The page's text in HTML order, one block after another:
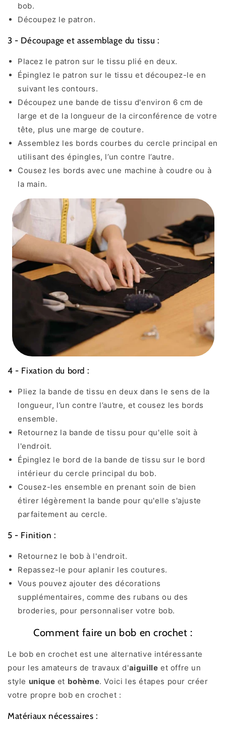
bob.
Découpez le patron.
3 - Découpage et assemblage du tissu :
Placez le patron sur le tissu plié en deux.
Épinglez le patron sur le tissu et découpez-le en
suivant les contours.
Découpez une bande de tissu d'environ 6 cm de
large et de la longueur de la circonférence de votre
tête, plus une marge de couture.
Assemblez les bords courbes du cercle principal en
utilisant des épingles, l’un contre l’autre.
Cousez les bords avec une machine à coudre ou à
la main.
4 - Fixation du bord :
Pliez la bande de tissu en deux dans le sens de la
longueur, l’un contre l’autre, et cousez les bords
ensemble.
Retournez la bande de tissu pour qu'elle soit à
l'endroit.
Épinglez le bord de la bande de tissu sur le bord
intérieur du cercle principal du bob.
Cousez-les ensemble en prenant soin de bien
étirer légèrement la bande pour qu'elle s'ajuste
parfaitement au cercle.
5 - Finition :
Retournez le bob à l'endroit.
Repassez-le pour aplanir les coutures.
Vous pouvez ajouter des décorations
supplémentaires, comme des rubans ou des
broderies, pour personnaliser votre bob.
Comment faire un bob en crochet :
Le bob en crochet est une alternative intéressante
pour les amateurs de travaux d'aiguille et offre un
style unique et bohème. Voici les étapes pour créer
votre propre bob en crochet :
Matériaux nécessaires :